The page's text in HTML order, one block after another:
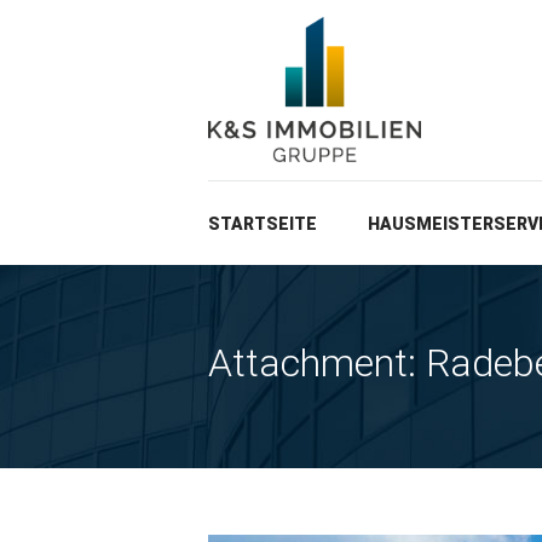
STARTSEITE
Attachment: